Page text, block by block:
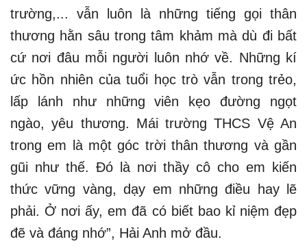
trường,... vẫn luôn là những tiếng gọi thân
thương hằn sâu trong tâm khảm mà dù đi bất
cứ nơi đâu mỗi người luôn nhớ về. Những kí
ức hồn nhiên của tuổi học trò vẫn trong trẻo,
lấp lánh như những viên kẹo đường ngọt
ngào, yêu thương. Mái trường THCS Vệ An
trong em là một góc trời thân thương và gần
gũi như thế. Đó là nơi thầy cô cho em kiến
thức vững vàng, dạy em những điều hay lẽ
phải. Ở nơi ấy, em đã có biết bao kỉ niệm đẹp
đẽ và đáng nhớ”, Hải Anh mở đầu.